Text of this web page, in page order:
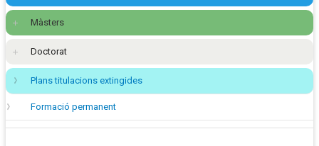
Màsters
Doctorat
Plans titulacions extingides
Formació permanent